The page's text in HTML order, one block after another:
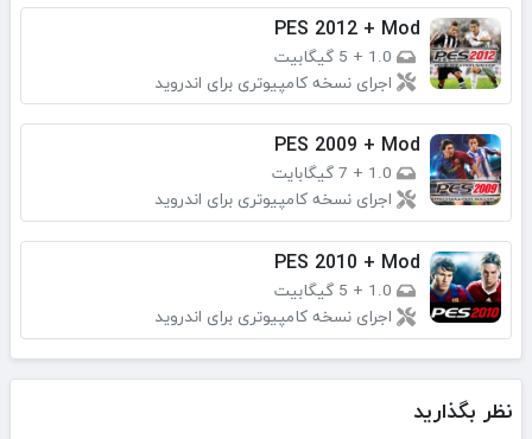
PES 2012 + Mod
1.0
+ 5 گیگابیت
اجرای نسخه کامپیوتری برای اندروید
PES 2009 + Mod
1.0
+ 7 گیگابایت
اجرای نسخه کامپیوتری برای اندروید
PES 2010 + Mod
1.0
+ 5 گیگابیت
اجرای نسخه کامپیوتری برای اندروید
نظر بگذارید